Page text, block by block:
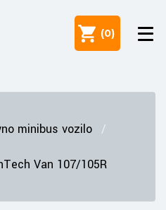
(0)
minibus vozilo
Van 107/105R